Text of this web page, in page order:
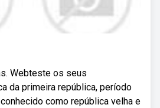
Webteste os seus
da primeira república, período
como república velha e